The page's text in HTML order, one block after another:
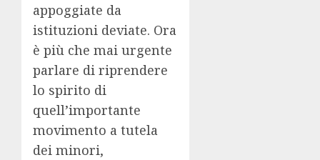
appoggiate da
istituzioni deviate. Ora
è più che mai urgente
parlare di riprendere
lo spirito di
quell’importante
movimento a tutela
dei minori,